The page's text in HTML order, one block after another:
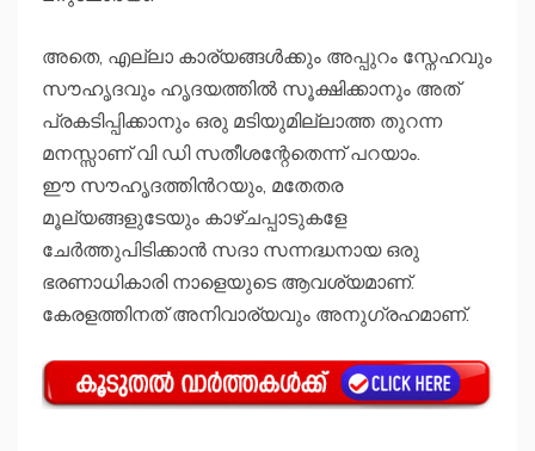
അതെ, എല്ലാ കാര്യങ്ങൾക്കും അപ്പുറം സ്നേഹവും
സൗഹൃദവും ഹൃദയത്തിൽ സൂക്ഷിക്കാനും അത്
പ്രകടിപ്പിക്കാനും ഒരു മടിയുമില്ലാത്ത തുറന്ന
മനസ്സാണ് വി ഡി സതീശന്റേതെന്ന് പറയാം.
ഈ സൗഹൃദത്തിന്‍റയും, മതേതര
മൂല്യങ്ങളുടേയും കാഴ്ചപ്പാടുകളേ
ചേർത്തുപിടിക്കാൻ സദാ സന്നദ്ധനായ ഒരു
ഭരണാധികാരി നാളെയുടെ ആവശ്യമാണ്.
കേരളത്തിനത് അനിവാര്യവും അനുഗ്രഹമാണ്.